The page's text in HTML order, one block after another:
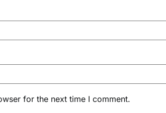
for the next time I comment.